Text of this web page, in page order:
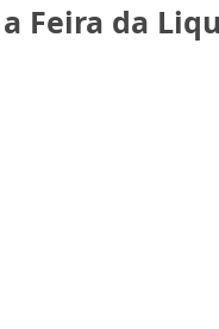
Feira da